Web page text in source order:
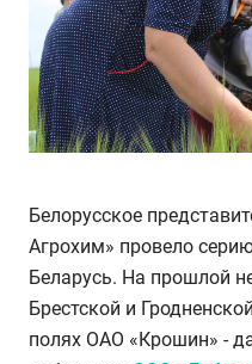
Белорусское
Агрохим» провело
Беларусь. На прошлой
Брестской и
полях ОАО «Крошин» -